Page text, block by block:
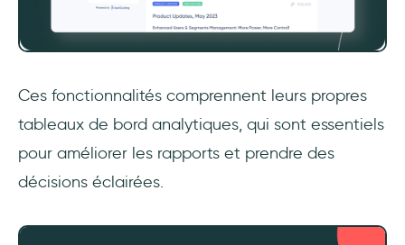
Ces fonctionnalités comprennent leurs propres
tableaux de bord analytiques, qui sont essentiels
pour améliorer les rapports et prendre des
décisions éclairées.